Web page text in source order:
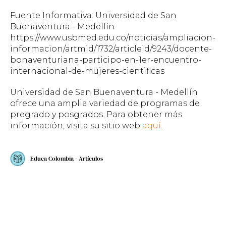
Fuente Informativa: Universidad de San
Buenaventura - Medellín
https://www.usbmed.edu.co/noticias/ampliacion-
informacion/artmid/1732/articleid/9243/docente-
bonaventuriana-participo-en-1er-encuentro-
internacional-de-mujeres-cientificas
Universidad de San Buenaventura - Medellín
ofrece una amplia variedad de programas de
pregrado y posgrados. Para obtener más
información, visita su sitio web aquí.
Educa Colombia - Artículos